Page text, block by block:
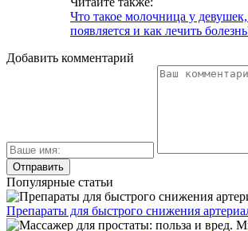
Что такое молочница у
появляется и как лечить
Добавить комментарий
Популярные статьи
Препараты для быстрого снижения